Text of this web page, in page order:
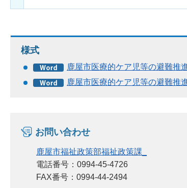
様式
鹿屋市医療的ケア児等の避難推
鹿屋市医療的ケア児等の避難推
お問い合わせ
鹿屋市福祉政策部福祉政策課_
電話番号：0994-45-4726
FAX番号：0994-44-2494